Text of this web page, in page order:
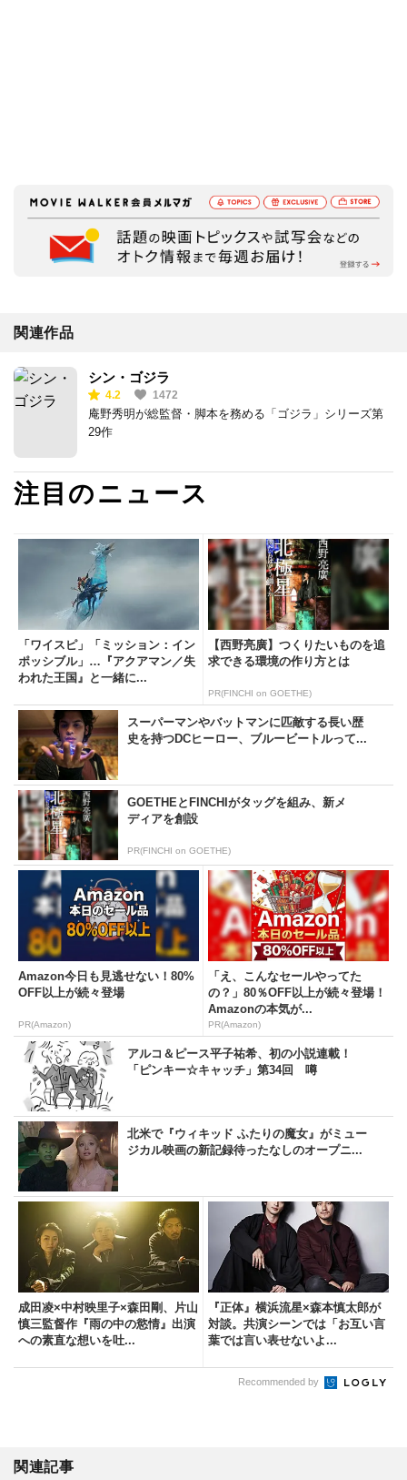
関連作品
シン・ゴジラ
4.2 1472
庵野秀明が総監督・脚本を務める「ゴジラ」シリーズ第
29作
注目のニュース
「ワイスピ」「ミッション：イン
ポッシブル」…『アクアマン／失
われた王国』と一緒に...
【西野亮廣】つくりたいものを追
求できる環境の作り方とは
PR(FINCHI on GOETHE)
スーパーマンやバットマンに匹敵する長い歴
史を持つDCヒーロー、ブルービートルって...
GOETHEとFINCHIがタッグを組み、新メ
ディアを創設
PR(FINCHI on GOETHE)
Amazon今日も見逃せない！80%
OFF以上が続々登場
PR(Amazon)
「え、こんなセールやってた
の？」80％OFF以上が続々登場！
Amazonの本気が...
PR(Amazon)
アルコ＆ピース平子祐希、初の小説連載！
「ピンキー☆キャッチ」第34回 噂
北米で『ウィキッド ふたりの魔女』がミュー
ジカル映画の新記録待ったなしのオープニ...
成田凌×中村映里子×森田剛、片山
慎三監督作『雨の中の慾情』出演
への素直な想いを吐...
『正体』横浜流星×森本慎太郎が
対談。共演シーンでは「お互い言
葉では言い表せないよ...
Recommended by
関連記事